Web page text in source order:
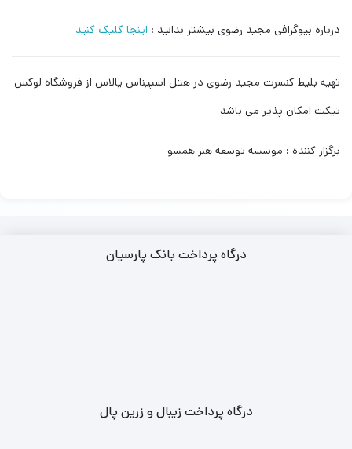
درباره بیوگرافی مجید رضوی بیشتر بدانید : اینجا کلیک کنید
تهیه بلیط کنسرت مجید رضوی در هتل اسپیناس پالاس از فروشگاه لوکس
تیکت امکان پذیر می باشد
برگزار کننده : موسسه توسعه هنر همسو
درگاه پرداخت بانک پارسیان
درگاه پرداخت زیبال و زرین پال